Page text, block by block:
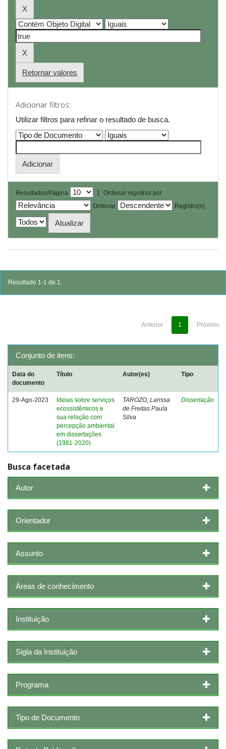
Retornar valores
Adicionar filtros:
Utilizar filtros para refinar o resultado de busca.
Resultados/Página |
Ordenar registros por
Ordenar
Registro(s)
Resultado 1-1 de 1.
Anterior 1 Próximo
Conjunto de itens:
Data do
documento
Título Autor(es) Tipo
29-Ago-2023
Ideias sobre serviços
ecossistêmicos e
sua relação com
percepção ambiental
em dissertações
(1981-2020)
TAROZO, Larissa
de Freitas Paula
Silva
Dissertação
Busca facetada
Autor
Orientador
Assunto
Áreas de conhecimento
Instituição
Sigla da Instituição
Programa
Tipo de Documento